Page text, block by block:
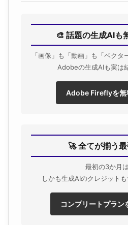
🎨 話題の生成AIも
「画像」も「動画」も「ベクタ
Adobeの生成AIも実は
Adobe Fireflyを無
🚀 全てが揃う
最初の3か月
しかも生成AIのクレジット
コンプリートプラン